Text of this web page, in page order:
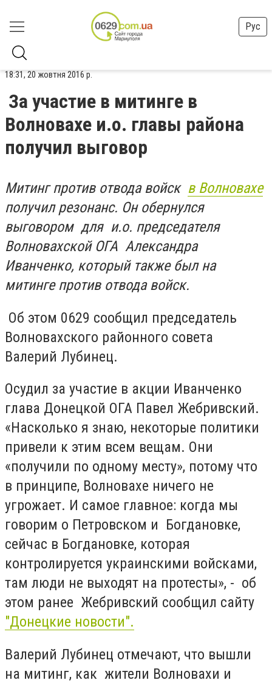
Рус
18:31, 20 жовтня 2016 р.
За участие в митинге в
Волновахе и.о. главы района
получил выговор
Митинг против отвода войск в Волновахе
получил резонанс. Он обернулся
выговором для и.о. председателя
Волновахской ОГА Александра
Иванченко, который также был на
митинге против отвода войск.
Об этом 0629 сообщил председатель
Волновахского районного совета
Валерий Лубинец.
Осудил за участие в акции Иванченко
глава Донецкой ОГА Павел Жебривский.
«Насколько я знаю, некоторые политики
привели к этим всем вещам. Они
«получили по одному месту», потому что
в принципе, Волновахе ничего не
угрожает. И самое главное: когда мы
говорим о Петровском и Богдановке,
сейчас в Богдановке, которая
контролируется украинскими войсками,
там люди не выходят на протесты», - об
этом ранее Жебривский сообщил сайту
"Донецкие новости".
Валерий Лубинец отмечают, что вышли
на митинг, как жители Волновахи и